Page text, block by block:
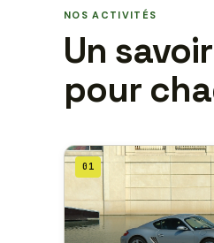
NOS ACTIVITÉS
Un
pour
01